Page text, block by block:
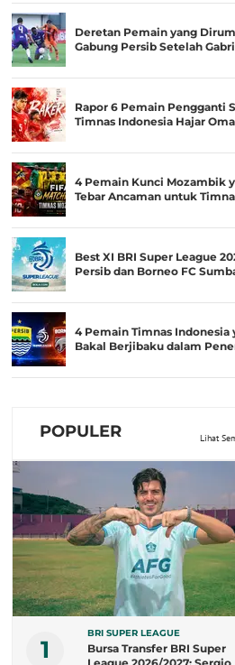
Spesialis Runner-up
Juara
Deretan Pemain yang
Gabung Persib Setelah
Rapor 6 Pemain Pengganti
Timnas Indonesia Hajar
4 Pemain Kunci Mozambik
Tebar Ancaman untuk
Best XI BRI Super League
Persib dan Borneo FC
4 Pemain Timnas Indonesia
Bakal Berjibaku dalam
POPULER Lihat
1
BRI SUPER LEAGUE
Bursa Transfer BRI Super